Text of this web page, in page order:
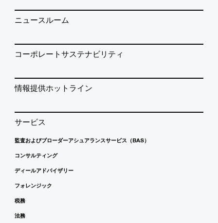
ニュースルーム
コーポレートサステナビリティ
情報提供ホットライン
サービス
監査およびブローダーアシュアランスサービス（BAS）
コンサルティング
ディールアドバイザリー
フォレンジック
税務
法務